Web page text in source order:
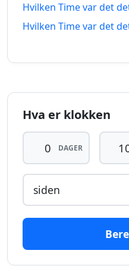
12
timer
01.08.2026
13
siden
14
timer
siden
01.08.2026
15
timer
siden
Hvilken Time var det
Hvilken Time var det
Hva er klokken
DAGER